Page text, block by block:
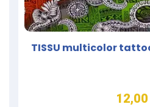
TISSU multicolor